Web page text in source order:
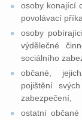
osoby konající
povolávací
osoby
výdělečné
sociálního
občané,
pojištění
zabezpečení,
ostatní občané